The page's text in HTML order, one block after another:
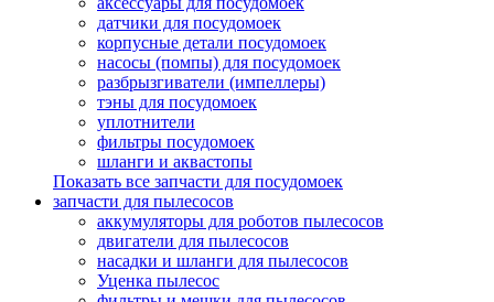
датчики для посудомоек
корпусные детали посудомоек
насосы (помпы) для посудомоек
разбрызгиватели (импеллеры)
тэны для посудомоек
уплотнители
фильтры посудомоек
шланги и аквастопы
Показать все запчасти для посудомоек
запчасти для пылесосов
аккумуляторы для роботов пылесосов
двигатели для пылесосов
насадки и шланги для пылесосов
Уценка пылесос